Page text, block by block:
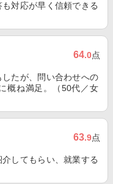
対応が早く信頼できる
64.0点
たが、問い合わせへの
概ね満足。（50代／女
63.9点
してもらい、就業する